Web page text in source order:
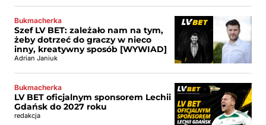
Bukmacherka
Szef LV BET: zależało nam na tym,
żeby dotrzeć do graczy w nieco
inny, kreatywny sposób [WYWIAD]
Adrian Janiuk
Bukmacherka
LV BET oficjalnym sponsorem Lechii
Gdańsk do 2027 roku
redakcja